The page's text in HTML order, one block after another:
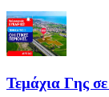
Τεμάχια Γης